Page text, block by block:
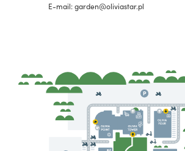
E-mail: garden@oliviastar.pl